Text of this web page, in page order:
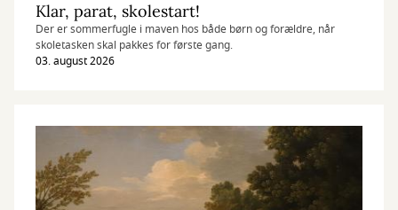
Klar, parat, skolestart!
Der er sommerfugle i maven hos både børn og forældre, når
skoletasken skal pakkes for første gang.
03. august 2026